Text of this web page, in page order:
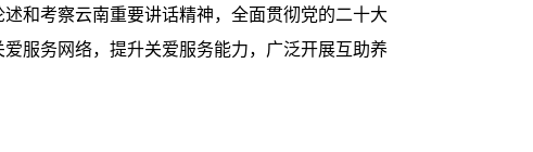
和考察云南重要讲话精神，全面贯彻党的二十大
服务网络，提升关爱服务能力，广泛开展互助养